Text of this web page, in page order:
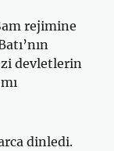
rejimine
devletlerin
dinledi.